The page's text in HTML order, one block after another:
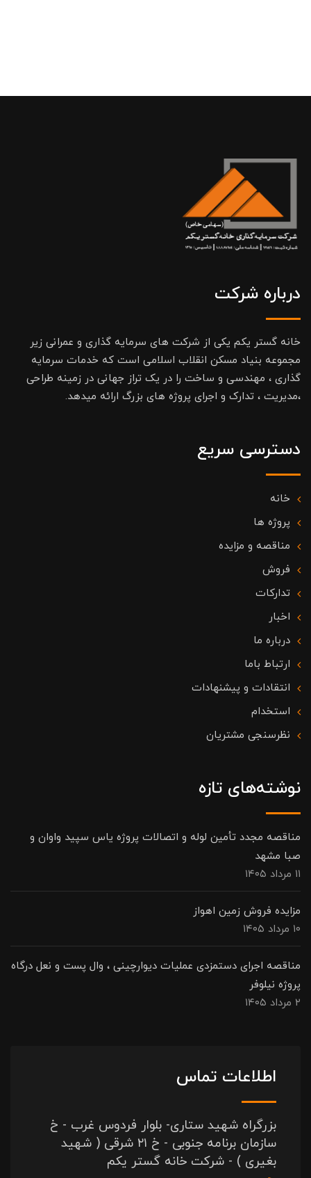
درباره شرکت
خانه گستر یکم یکی از شرکت های سرمایه گذاری و عمرانی زیر
مجموعه بنیاد مسکن انقلاب اسلامی است که خدمات سرمایه
گذاری ، مهندسی و ساخت را در یک تراز جهانی در زمینه طراحی
،مدیریت ، تدارک و اجرای پروژه های بزرگ ارائه میدهد.
دسترسی سریع
خانه
پروژه ها
مناقصه و مزایده
فروش
تدارکات
اخبار
درباره ما
ارتباط باما
انتقادات و پیشنهادات
استخدام
نظرسنجی مشتریان
نوشته‌های تازه
مناقصه مجدد تأمین لوله و اتصالات پروژه یاس سپید واوان و
صبا مشهد
۱۱ مرداد ۱۴۰۵
مزایده فروش زمین اهواز
۱۰ مرداد ۱۴۰۵
مناقصه اجرای دستمزدی عملیات دیوارچینی ، وال پست و نعل درگاه
پروژه نیلوفر
۲ مرداد ۱۴۰۵
اطلاعات تماس
بزرگراه شهید ستاری- بلوار فردوس غرب - خ
سازمان برنامه جنوبی - خ ۲۱ شرقی ( شهید
بغیری ) - شرکت خانه گستر یکم